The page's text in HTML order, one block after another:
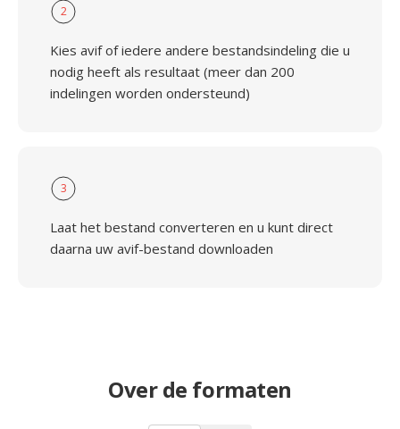
2
Kies avif of iedere andere bestandsindeling die u
nodig heeft als resultaat (meer dan 200
indelingen worden ondersteund)
3
Laat het bestand converteren en u kunt direct
daarna uw avif-bestand downloaden
Over de formaten